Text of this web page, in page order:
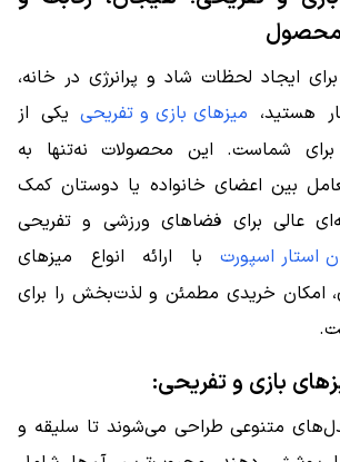
محصول
ایجاد لحظات شاد و پرانرژی در خانه،
هستید، میزهای بازی و تفریحییکی از
برای شماست. این محصولات نه‌تنها به
بین اعضای خانواده یا دوستان کمک
عالی برای فضاهای ورزشی و تفریحی
استار اسپورتبا ارائه انواع میزهای
امکان خریدی مطمئن و لذت‌بخش را برای
بازی و تفریحی:
متنوعی طراحی می‌شوند تا سلیقه و